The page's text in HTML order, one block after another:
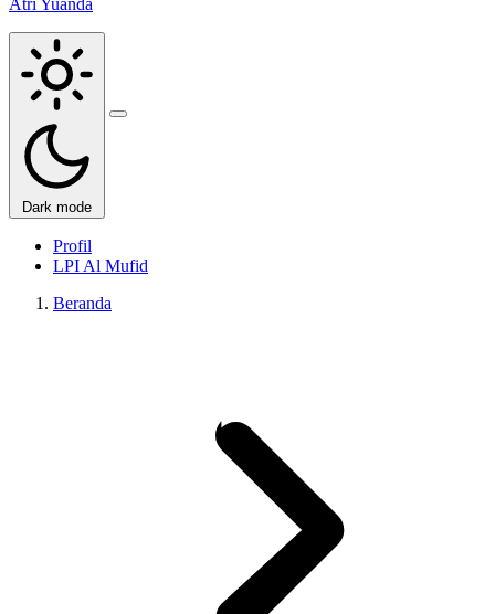
Atri Yuanda
Dark mode
Buka
Profil
LPI Al Mufid
Beranda